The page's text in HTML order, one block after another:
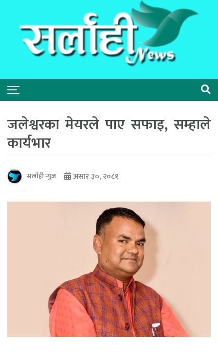
जलेश्वरका मेयरले पाए सफाइ, सम्हाले
कार्यभार
सर्लाही न्युज असार ३०, २०८१